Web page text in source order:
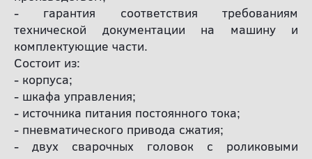
- гарантия соответствия требованиям
технической документации на машину и
комплектующие части.
Состоит из:
- корпуса;
- шкафа управления;
- источника питания постоянного тока;
- пневматического привода сжатия;
- двух сварочных головок с роликовыми